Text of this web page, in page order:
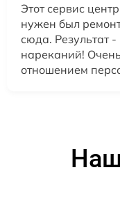
Этот сервис
нужен был
сюда. Результат
нареканий!
отношением